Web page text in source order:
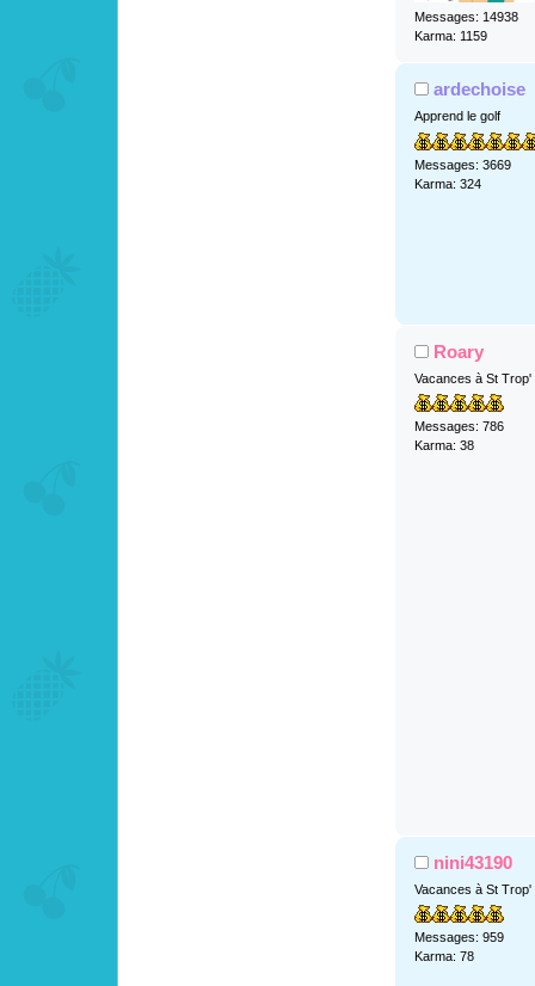
Messages: 14938
Karma: 1159
ardechoise
Apprend le golf
Messages: 3669
Karma: 324
Roary
Vacances à St Trop'
Messages: 786
Karma: 38
nini43190
Vacances à St Trop'
Messages: 959
Karma: 78